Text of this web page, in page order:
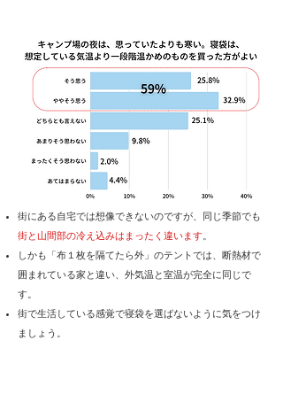
街にある自宅では想像できないのですが、同じ季節でも
街と山間部の冷え込みはまったく違います
しかも「布１枚を隔てたら外」のテントでは、断熱材で
囲まれている家と違い、外気温と室温が完全に同じで
す。
街で生活している感覚で寝袋を選ばないように気をつけ
ましょう。